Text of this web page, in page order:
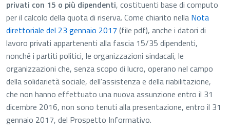
privati con 15 o più dipendenti, costituenti base di computo
per il calcolo della quota di riserva. Come chiarito nella Nota
direttoriale del 23 gennaio 2017 File PDF - Apre in una nuova
(file pdf), anche i datori di
lavoro privati appartenenti alla fascia 15/35 dipendenti,
nonché i partiti politici, le organizzazioni sindacali, le
organizzazioni che, senza scopo di lucro, operano nel campo
della solidarietà sociale, dell'assistenza e della riabilitazione,
che non hanno effettuato una nuova assunzione entro il 31
dicembre 2016, non sono tenuti alla presentazione, entro il 31
gennaio 2017, del Prospetto Informativo.